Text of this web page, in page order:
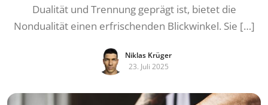
Dualität und Trennung geprägt ist, bietet die
Nondualität einen erfrischenden Blickwinkel. Sie […]
Niklas Krüger
23. Juli 2025